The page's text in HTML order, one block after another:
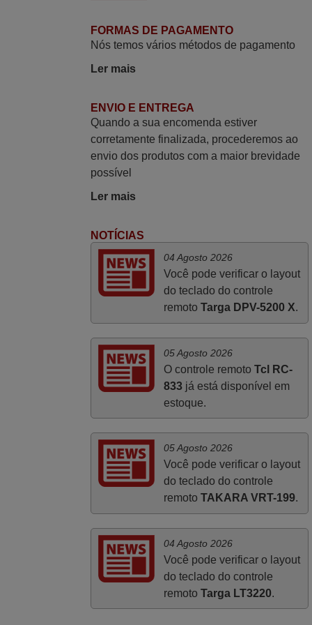
salientar que foi de extrema importância a
comando sem usar por marca mas
loja nenhuma me tinha explicado como
funcionar. Apenas diziam que tinham
comandos universais mas podiam não
funcionar. Muito obrigada.
Muito atenciosos. Funciona na perfeição.
Obrigado
Manuela,
PORTUGAL
O comando veio bem embrulhado e
protegido. Fez logo a emparelhamento
com a televisão, sem problemas.
vivamente este produto e este site.
João,
PORTUGAL
FORMAS DE PAGAMENTO
Nós temos vários métodos de pagamento
Ler mais
ENVIO E ENTREGA
Quando a sua encomenda estiver
corretamente finalizada, procederemos ao
envio dos produtos com a maior brevidade
possível
Ler mais
NOTÍCIAS
04 Agosto 2026
Você pode verificar o layout
do teclado do controle
remoto Targa DPV-5200 X.
05 Agosto 2026
O controle remoto Tcl RC-
833já está disponível em
estoque.
05 Agosto 2026
Você pode verificar o layout
do teclado do controle
remoto TAKARA VRT-199.
04 Agosto 2026
Você pode verificar o layout
do teclado do controle
remoto Targa LT3220.